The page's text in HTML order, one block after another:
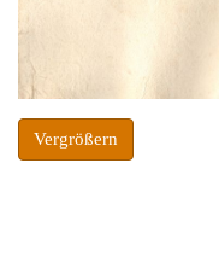
Vergrößern